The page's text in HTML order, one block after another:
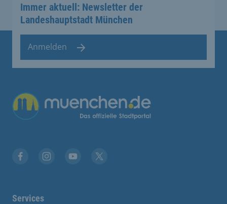
Immer aktuell: Newsletter der
Landeshauptstadt München
Anmelden
Services